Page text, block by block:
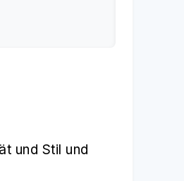
und Stil und